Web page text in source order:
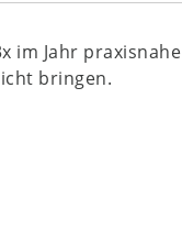
im Jahr praxisnahe
bringen.